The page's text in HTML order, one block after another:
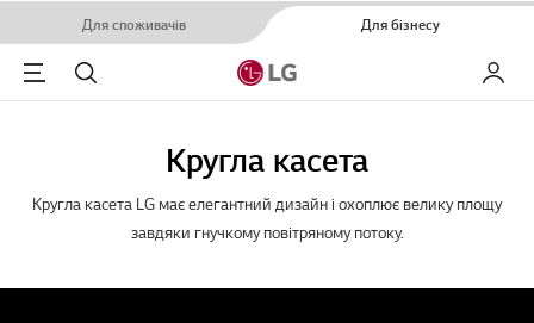
Для споживачів Для бізнесу
Menu
Пошук Мій LG
Кругла касета
Кругла касета LG має елегантний дизайн і охоплює велику площу
завдяки гнучкому повітряному потоку.